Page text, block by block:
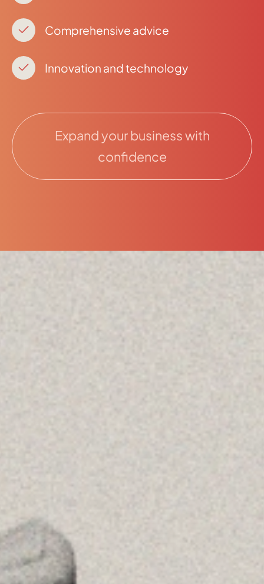
Comprehensive advice
Innovation and technology
Expand your business with
confidence